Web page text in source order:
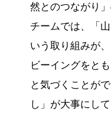
然とのつながり
チームでは、「
いう取り組みが
ビーイングをと
と気づくことが
し」が大事にし